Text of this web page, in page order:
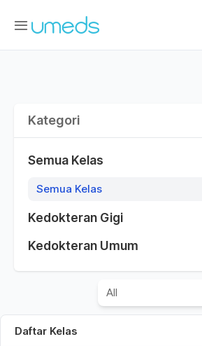
Kategori
Semua Kelas
Semua Kelas
Kedokteran Gigi
Kedokteran Umum
All
Daftar Kelas